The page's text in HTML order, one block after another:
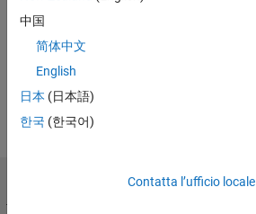
Nessuna
attività
中国
简体中文
English
日本 (日本語)
한국 (한국어)
Contatta l’ufficio locale
fiducia